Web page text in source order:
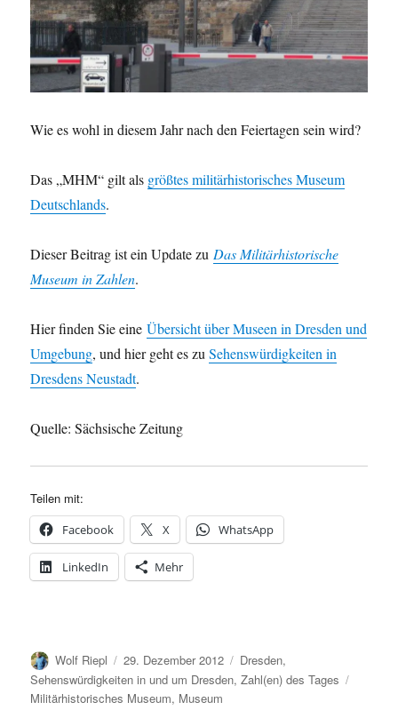
Wie es wohl in diesem Jahr nach den Feiertagen sein wird?
Das „MHM“ gilt als größtes militärhistorisches Museum
Deutschlands.
Dieser Beitrag ist ein Update zu Das Militärhistorische
Museum in Zahlen.
Hier finden Sie eineÜbersicht über Museen in Dresden und
Umgebung, und hier geht es zuSehenswürdigkeiten in
Dresdens Neustadt.
Quelle: Sächsische Zeitung
Teilen mit:
Facebook X WhatsApp
LinkedIn Mehr
Autor
Wolf Riepl
Veröffentlicht
am
29. Dezember 2012 Kategorien
Dresden,
Sehenswürdigkeiten in und um Dresden,Zahl(en) des Tages
Militärhistorisches Museum, Museum